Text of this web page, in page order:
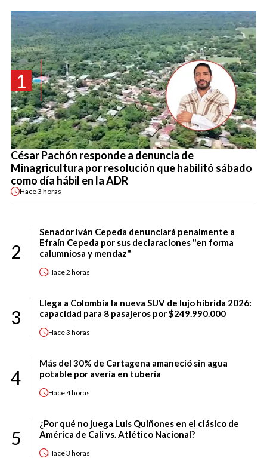
1
César Pachón responde a denuncia de
Minagricultura por resolución que habilitó sábado
como día hábil en la ADR
Hace3 horas
2
Senador Iván Cepeda denunciará penalmente a
Efraín Cepeda por sus declaraciones "en forma
calumniosa y mendaz"
Hace2 horas
3
Llega a Colombia la nueva SUV de lujo híbrida 2026:
capacidad para 8 pasajeros por $249.990.000
Hace3 horas
4
Más del 30% de Cartagena amaneció sin agua
potable por avería en tubería
Hace4 horas
5
¿Por qué no juega Luis Quiñones en el clásico de
América de Cali vs. Atlético Nacional?
Hace3 horas